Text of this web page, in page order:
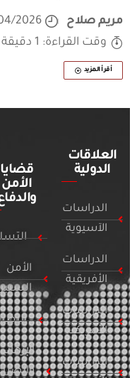
مريم صلاح
04/2026
وقت القراءة: 1 دقيقة
أقرأ المزيد
العلاقات
الدولية
الدراسات
الآسيوية
الدراسات
الأفريقية
الدراسات
الأمريكية
الدراسات
قضايا
الأمن
والدفاع
الأمن
الإرهاب